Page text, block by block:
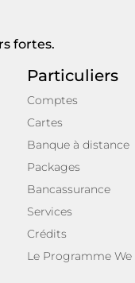
fortes.
Particuliers
Comptes
Cartes
Banque à distance
Packages
Bancassurance
Services
Crédits
Le Programme We